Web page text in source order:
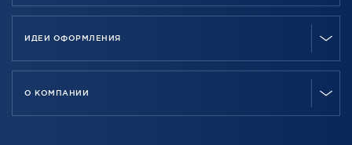
ИДЕИ ОФОРМЛЕНИЯ
О КОМПАНИИ